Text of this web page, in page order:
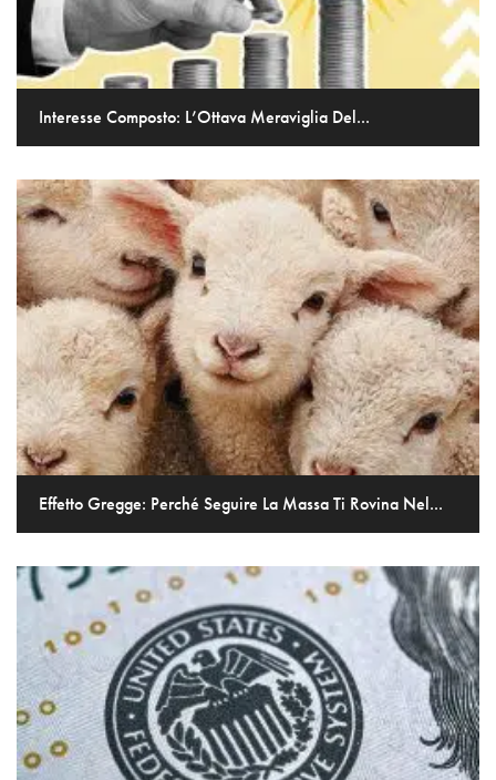
Interesse Composto: L’Ottava Meraviglia Del...
Effetto Gregge: Perché Seguire La Massa Ti Rovina Nel...